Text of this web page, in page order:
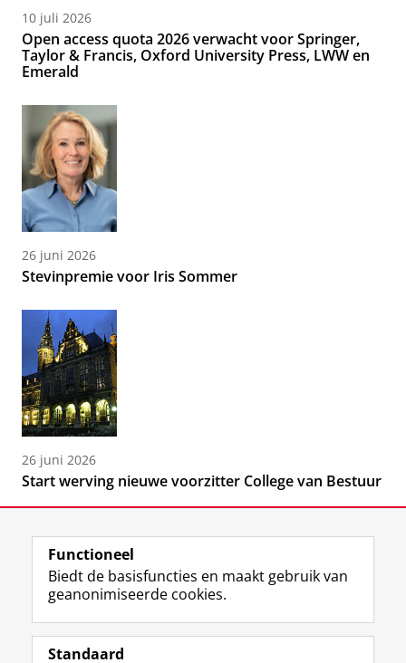
10 juli 2026
Open access quota 2026 verwacht voor Springer,
Taylor & Francis, Oxford University Press, LWW en
Emerald
26 juni 2026
Stevinpremie voor Iris Sommer
26 juni 2026
Start werving nieuwe voorzitter College van Bestuur
Volg de RUG
F
a
L
i
R
S
I
n
Y
o
Functioneel
Biedt de basisfuncties en maakt gebruik van
geanonimiseerde cookies.
Standaard